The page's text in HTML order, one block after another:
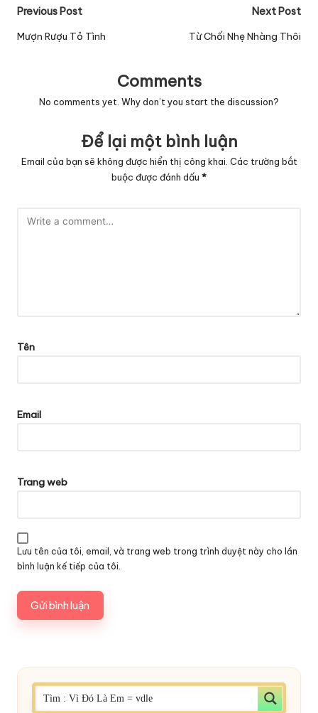
Post
navigation
Previous Post
Mượn Rượu Tỏ Tình
Next Post
Từ Chối Nhẹ Nhàng Thôi
Comments
No comments yet. Why don’t you start the discussion?
Để lại một bình luận
Email của bạn sẽ không được hiển thị công khai. Các trường bắt
buộc được đánh dấu *
Tên
Email
Trang web
Lưu tên của tôi, email, và trang web trong trình duyệt này cho lần
bình luận kế tiếp của tôi.